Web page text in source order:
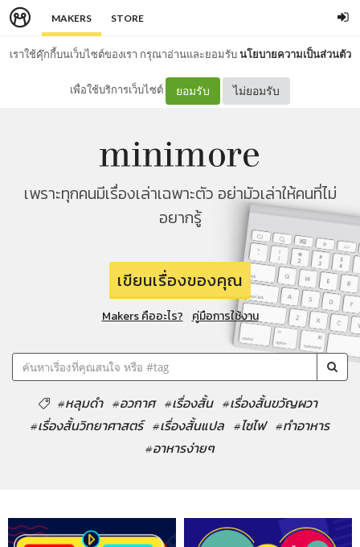
MAKERS STORE
เราใช้คุ๊กกี้บนเว็บไซต์ของเรา กรุณาอ่านและยอมรับนโยบายความเป็นส่วนตัว
เพื่อใช้บริการเว็บไซต์ ยอมรับ ไม่ยอมรับ
เพราะทุกคนมีเรื่องเล่าเฉพาะตัว อย่ามัวเล่าให้คนที่ไม่
อยากรู้
เขียนเรื่องของคุณ
Makers คืออะไร? คู่มือการใช้งาน
#หลุมดำ #อวกาศ #เรื่องสั้น #เรื่องสั้นขวัญผวา
#เรื่องสั้นวิทยาศาสตร์ #เรื่องสั้นแปล #ไซไฟ #ทำอาหาร
#อาหารง่ายๆ